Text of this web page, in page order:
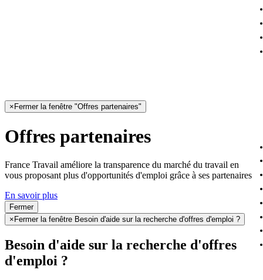
× Fermer la fenêtre "Offres partenaires"
Offres partenaires
France Travail améliore la transparence du marché du travail en
vous proposant plus d'opportunités d'emploi grâce à ses partenaires
En savoir plus
Fermer
× Fermer la fenêtre Besoin d'aide sur la recherche d'offres d'emploi ?
Besoin d'aide sur la recherche d'offres
d'emploi ?